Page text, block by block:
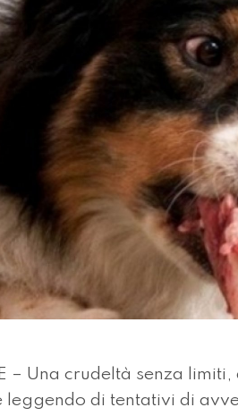
– Una crudeltà senza
leggendo di tentativi di